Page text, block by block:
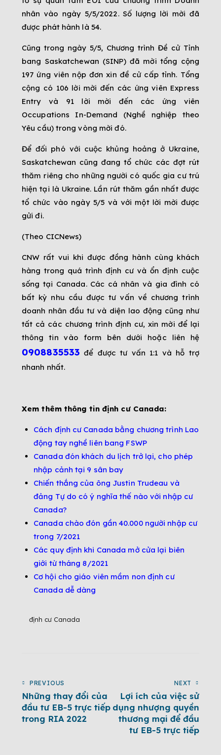
nhân vào ngày 5/5/2022. Số lượng lời mời đã
được phát hành là 54.
Cũng trong ngày 5/5, Chương trình Đề cử Tỉnh
bang Saskatchewan (SINP) đã mời tổng cộng
197 ứng viên nộp đơn xin đề cử cấp tỉnh. Tổng
cộng có 106 lời mời đến các ứng viên Express
Entry và 91 lời mời đến các ứng viên
Occupations In-Demand (Nghề nghiệp theo
Yêu cầu) trong vòng mời đó.
Để đối phó với cuộc khủng hoảng ở Ukraine,
Saskatchewan cũng đang tổ chức các đợt rút
thăm riêng cho những người có quốc gia cư trú
hiện tại là Ukraine. Lần rút thăm gần nhất được
tổ chức vào ngày 5/5 và với một lời mời được
gửi đi.
(Theo CICNews)
CNW rất vui khi được đồng hành cùng khách
hàng trong quá trình định cư và ổn định cuộc
sống tại Canada. Các cá nhân và gia đình có
bất kỳ nhu cầu được tư vấn về chương trình
doanh nhân đầu tư và diện lao động cũng như
tất cả các chương trình định cư, xin mời để lại
thông tin vào form bên dưới hoặc liên hệ
0908835533 để được tư vấn 1:1 và hỗ trợ
nhanh nhất.
Xem thêm thông tin định cư Canada:
Cách định cư Canada bằng chương trình Lao
động tay nghề liên bang FSWP
Canada đón khách du lịch trở lại, cho phép
nhập cảnh tại 9 sân bay
Chiến thắng của ông Justin Trudeau và
đảng Tự do có ý nghĩa thế nào với nhập cư
Canada?
Canada chào đón gần 40.000 người nhập cư
trong 7/2021
Các quy định khi Canada mở cửa lại biên
giới từ tháng 8/2021
Cơ hội cho giáo viên mầm non định cư
Canada dễ dàng
định cư Canada
PREVIOUS
Những thay đổi của
đầu tư EB-5 trực tiếp
trong RIA 2022
NEXT
Lợi ích của việc sử
dụng nhượng quyền
thương mại để đầu
tư EB-5 trực tiếp